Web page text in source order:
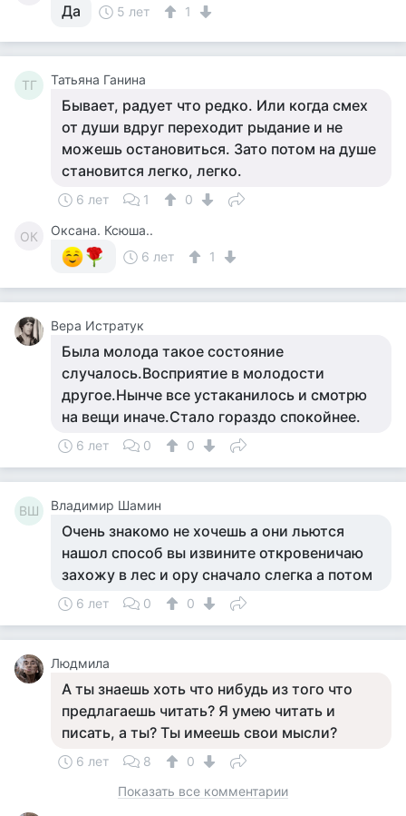
Да 5 лет 1
ТГ Татьяна Ганина
Бывает, радует что редко. Или когда смех
от души вдруг переходит рыдание и не
можешь остановиться. Зато потом на душе
становится легко, легко.
6 лет 1 0
ОК
Оксана. Ксюша..
6 лет
1
Вера Истратук
Была молода такое состояние
случалось.Восприятие в молодости
другое.Нынче все устаканилось и смотрю
на вещи иначе.Стало гораздо спокойнее.
6 лет 0 0
ВШ Владимир Шамин
Очень знакомо не хочешь а они льются
нашол способ вы извините откровеничаю
захожу в лес и ору сначало слегка а потом
6 лет 0 0
Людмила
А ты знаешь хоть что нибудь из того что
предлагаешь читать? Я умею читать и
писать, а ты? Ты имеешь свои мысли?
6 лет 8
0
Показать все комментарии